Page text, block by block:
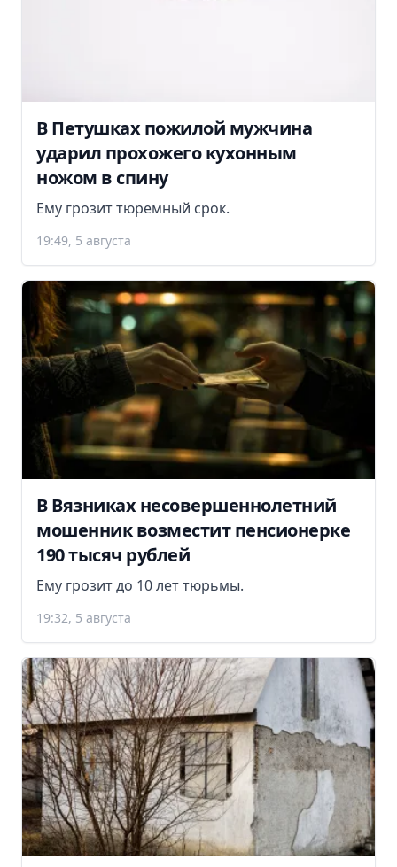
В Петушках пожилой мужчина
ударил прохожего кухонным
ножом в спину
Ему грозит тюремный срок.
19:49, 5 августа
В Вязниках несовершеннолетний
мошенник возместит пенсионерке
190 тысяч рублей
Ему грозит до 10 лет тюрьмы.
19:32, 5 августа